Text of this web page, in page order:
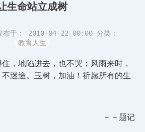
生命站立成树
布于： 2010-04-22 00:00 分类：
教育人生
，地陷进去，也不哭；风雨来时，
迷途。玉树，加油！祈愿所有的生
－－题记